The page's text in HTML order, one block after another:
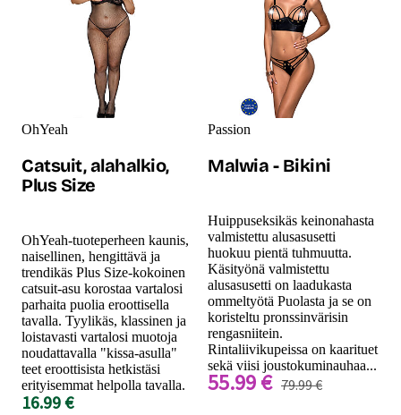
OhYeah
Catsuit, alahalkio,
Plus Size
OhYeah-tuoteperheen kaunis,
naisellinen, hengittävä ja
trendikäs Plus Size-kokoinen
catsuit-asu korostaa vartalosi
parhaita puolia eroottisella
tavalla. Tyylikäs, klassinen ja
loistavasti vartalosi muotoja
noudattavalla "kissa-asulla"
teet eroottisista hetkistäsi
erityisemmat helpolla tavalla.
16.99 €
Passion
Malwia - Bikini
Huippuseksikäs keinonahasta
valmistettu alusasusetti
huokuu pientä tuhmuutta.
Käsityönä valmistettu
alusasusetti on laadukasta
ommeltyötä Puolasta ja se on
koristeltu pronssinvärisin
rengasniitein.
Rintaliivikupeissa on kaarituet
sekä viisi joustokuminauhaa...
55.99 € 79.99 €